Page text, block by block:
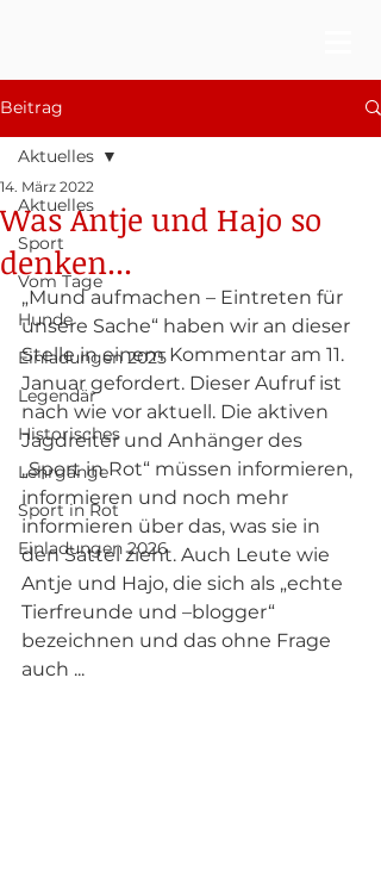
Beitrag
Aktuelles
Sport
Vom Tage
Hunde
Einladungen 2025
Legendär
Historisches
Lehrgänge
Sport in Rot
Einladungen 2026
Aktuelles
Was Antje und Hajo so
denken...
14. März 2022
„Mund aufmachen – Eintreten für
unsere Sache“ haben wir an dieser
Stelle in einem Kommentar am 11.
Januar gefordert. Dieser Aufruf ist
nach wie vor aktuell. Die aktiven
Jagdreiter und Anhänger des
„Sport in Rot“ müssen informieren,
informieren und noch mehr
informieren über das, was sie in
den Sattel zieht. Auch Leute wie
Antje und Hajo, die sich als „echte
Tierfreunde und –blogger“
bezeichnen und das ohne Frage
auch ...